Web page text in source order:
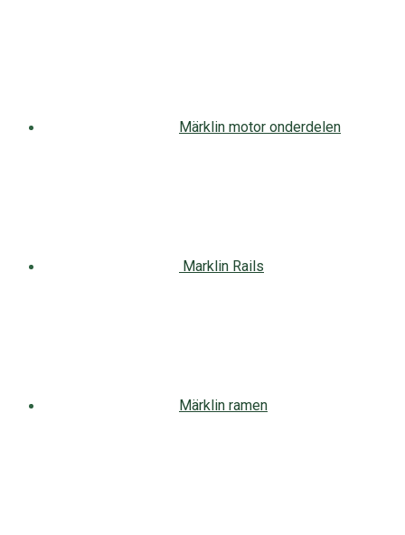
Märklin motor onderdelen
Marklin Rails
Märklin ramen